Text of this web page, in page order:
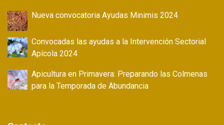
Nueva convocatoria Ayudas Minimis 2024
Convocadas las ayudas a la Intervención Sectorial
Apícola 2024
Apicultura en Primavera: Preparando las Colmenas
para la Temporada de Abundancia